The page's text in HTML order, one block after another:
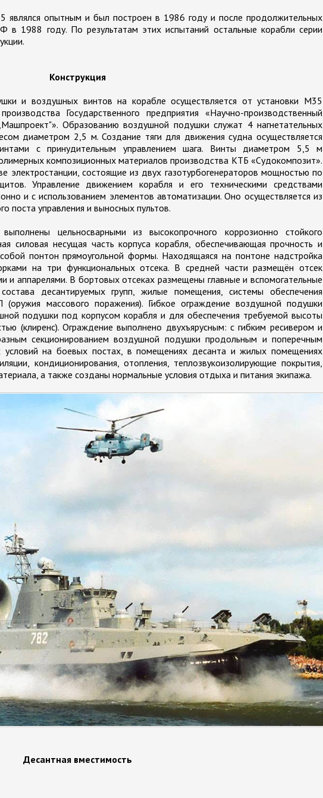
опытным и был построен в 1986 году и после продолжительных
1988 году. По результатам этих испытаний остальные корабли серии
Конструкция
и воздушных винтов на корабле осуществляется от установки М35
Государственного предприятия «Научно-производственный
Образованию воздушной подушки служат 4 нагнетательных
диаметром 2,5 м. Создание тяги для движения судна осуществляется
с принудительным управлением шага. Винты диаметром 5,5 м
композиционных материалов производства КТБ «Судокомпозит».
электростанции, состоящие из двух газотурбогенераторов мощностью по
Управление движением корабля и его техническими средствами
и с использованием элементов автоматизации. Оно осуществляется из
поста управления и выносных пультов.
цельносварными из высокопрочного коррозионно стойкого
силовая несущая часть корпуса корабля, обеспечивающая прочность и
понтон прямоугольной формы. Находящаяся на понтоне надстройка
на три функциональных отсека. В средней части размещён отсек
и аппарелями. В бортовых отсеках размещены главные и вспомогательные
десантируемых групп, жилые помещения, системы обеспечения
массового поражения). Гибкое ограждение воздушной подушки
подушки под корпусом корабля и для обеспечения требуемой высоты
(клиренс). Ограждение выполнено двухъярусным: с гибким ресивером и
секционированием воздушной подушки продольным и поперечным
на боевых постах, в помещениях десанта и жилых помещениях
кондиционирования, отопления, теплозвукоизолирующие покрытия,
а также созданы нормальные условия отдыха и питания экипажа.
Десантная вместимость